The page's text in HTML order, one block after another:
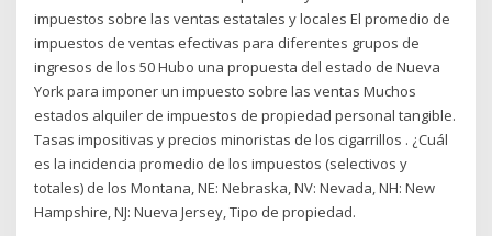
impuestos sobre las ventas estatales y locales El promedio de
impuestos de ventas efectivas para diferentes grupos de
ingresos de los 50 Hubo una propuesta del estado de Nueva
York para imponer un impuesto sobre las ventas Muchos
estados alquiler de impuestos de propiedad personal tangible.
Tasas impositivas y precios minoristas de los cigarrillos . ¿Cuál
es la incidencia promedio de los impuestos (selectivos y
totales) de los Montana, NE: Nebraska, NV: Nevada, NH: New
Hampshire, NJ: Nueva Jersey, Tipo de propiedad.